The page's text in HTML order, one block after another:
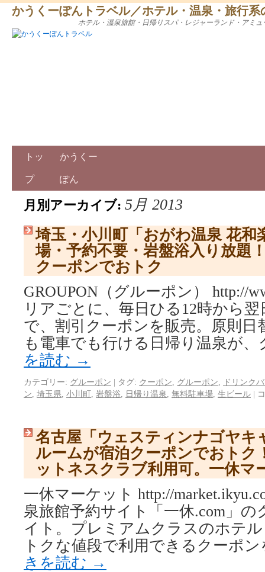
かうくーぽんトラベル／ホテル・温泉・旅行
ホテル・温泉旅館・日帰りスパ・レジャーランド・アミ
トッ
プ
かうくー
ぽん
月別アーカイブ: 5月 2013
埼玉・小川町「おがわ温泉 花和
場・予約不要・岩盤浴入り放題
クーポンでおトク
GROUPON（グルーポン） http://
リアごとに、毎日ひる12時から
で、割引クーポンを販売。原則日
も電車でも行ける日帰り温泉が
を読む →
カテゴリー: グルーポン | タグ: クーポン グルーポン
ドリンク
ン 埼玉県 小川町 岩盤浴 日帰り温泉 無料駐車場 生ビール |
名古屋「ウェスティンナゴヤキ
ルームが宿泊クーポンでおトク
ットネスクラブ利用可。一休マ
一休マーケット http://
泉旅館予約サイト「一休.com」の
イト。プレミアムクラスのホテ
トクな値段で利用できるクーポ
きを読む →